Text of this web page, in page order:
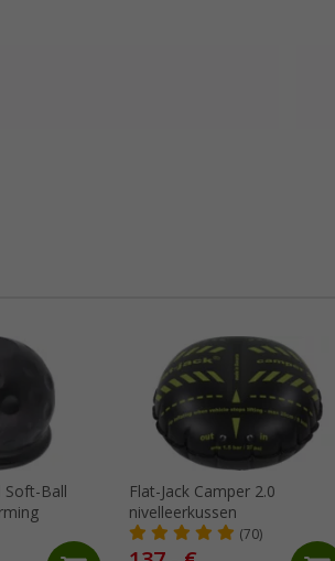
Ball
Flat-Jack Camper 2.0
nivelleerkussen
(70)